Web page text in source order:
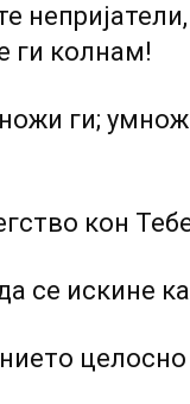
ги колнам!
ги;
кон
се искине